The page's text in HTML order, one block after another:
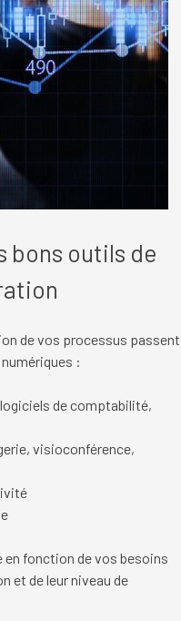
bons outils de
de vos processus passent
:
de comptabilité,
visioconférence,
fonction de vos besoins
et de leur niveau de